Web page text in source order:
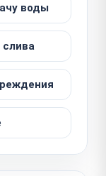
воды